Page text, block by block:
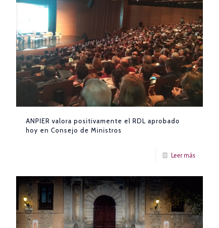
ANPIER valora positivamente el RDL aprobado
hoy en Consejo de Ministros
Leer más